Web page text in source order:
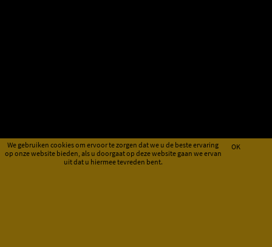
We gebruiken cookies om ervoor te zorgen dat we u de beste ervaring
op onze website bieden, als u doorgaat op deze website gaan we ervan
uit dat u hiermee tevreden bent.
OK